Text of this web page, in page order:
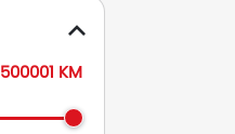
500001 KM